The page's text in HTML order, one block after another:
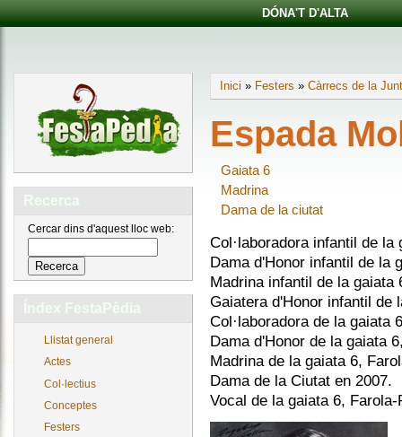
DÓNA'T D'ALTA
Recerca
Cercar dins d'aquest lloc web:
Índex FestaPèdia
Llistat general
Actes
Col·lectius
Conceptes
Festers
Inici » Festers » Càrrecs de la
Espada
Gaiata 6
Madrina
Dama de la ciutat
Col·laboradora infantil de
Dama d'Honor infantil de la
Madrina infantil de la gaiata
Gaiatera d'Honor infantil de
Col·laboradora de la gaiata
Dama d'Honor de la gaiata
Madrina de la gaiata 6,
Dama de la Ciutat en 2007.
Vocal de la gaiata 6,